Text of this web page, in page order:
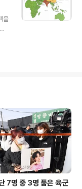
라
을
..
7명 중 3명 품은 육군